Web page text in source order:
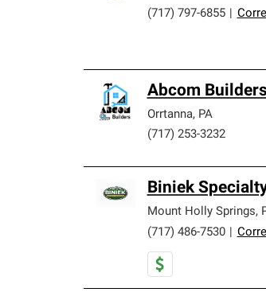
(717) 797-6855
Abcom
Orrtanna, PA
(717) 253-3232
Biniek
Mount Holly Springs,
(717) 486-7530